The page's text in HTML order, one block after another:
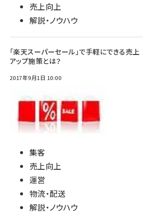
売上向上
解説・ノウハウ
「楽天スーパーセール」で手軽にできる売上
アップ施策とは？
2017年9月1日 10:00
集客
売上向上
運営
物流・配送
解説・ノウハウ